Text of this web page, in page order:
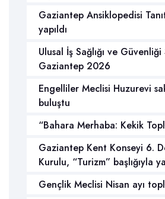
Gaziantep Ansiklopedisi
yapıldı
Ulusal İş Sağlığı ve
Gaziantep 2026
Engelliler Meclisi Huzurevi
buluştu
“Bahara Merhaba: Kekik
Gaziantep Kent Konseyi 6.
Kurulu, “Turizm” başlığıyla
Gençlik Meclisi Nisan ayı